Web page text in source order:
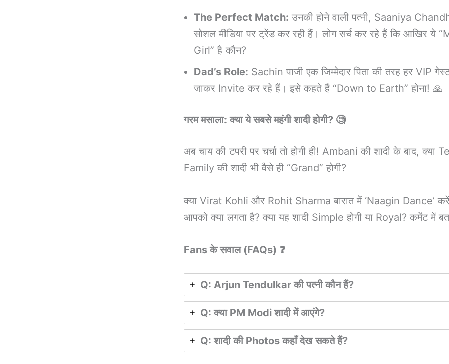
The Perfect Match: उनकी होने वाली पत्नी, Saaniya
सोशल मीडिया पर ट्रेंड कर रही हैं। लोग सर्च कर रहे हैं कि आखिर ये
Girl” है कौन?
Dad’s Role: Sachin पाजी एक जिम्मेदार पिता की तरह हर VIP
जाकर Invite कर रहे हैं। इसे कहते हैं “Down to Earth” होना! 🙏
गरम मसाला: क्या ये सबसे महंगी शादी होगी? 🧐
अब चाय की टपरी पर चर्चा तो होगी ही! Ambani की शादी के बाद, क्या
Family की शादी भी वैसे ही “Grand” होगी?
क्या Virat Kohli और Rohit Sharma बारात में ‘Naagin Dance’
आपको क्या लगता है? क्या यह शादी Simple होगी या Royal? कमेंट में
Fans के सवाल (FAQs) ❓
Q: Arjun Tendulkar की पत्नी कौन हैं?
Q: क्या PM Modi शादी में आएंगे?
Q: शादी की Photos कहाँ देख सकते हैं?